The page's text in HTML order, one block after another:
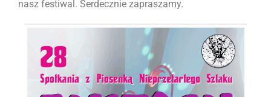
nasz festiwal. Serdecznie zapraszamy.